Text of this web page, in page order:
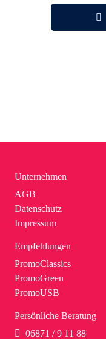
Unternehmen
AGB
Datenschutz
Impressum
Empfehlungen
PromoClassics
PromoGreen
PromoUSB
Persönliche Beratung
06871 / 9 11 88